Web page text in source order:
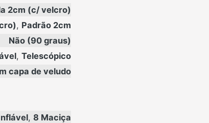
2cm (c/ velcro)
, Padrão 2cm
Não (90 graus)
, Telescópico
capa de veludo
, 8 Maciça